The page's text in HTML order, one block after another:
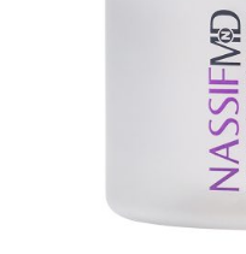
TOEVOEGEN